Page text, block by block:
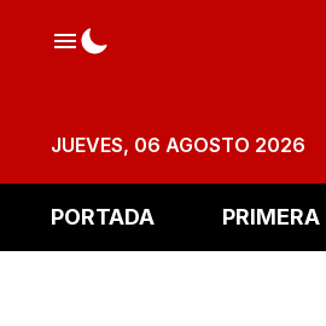
JUEVES, 06 AGOSTO 2026
PORTADA PRIMERA